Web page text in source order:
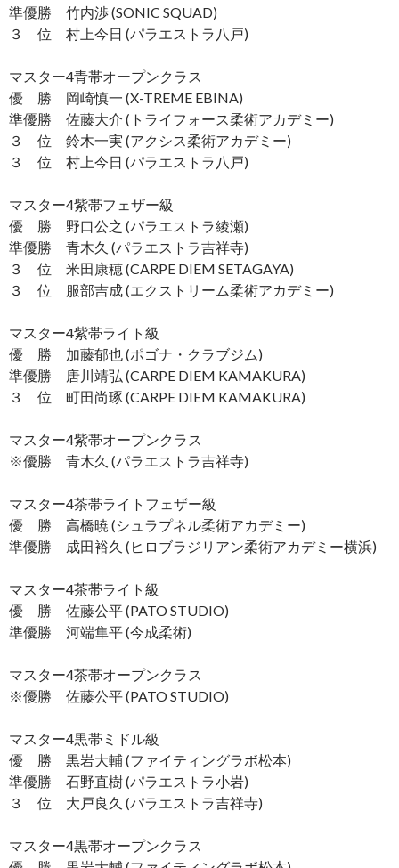
準優勝 竹内渉 (SONIC SQUAD)
３ 位 村上今日 (パラエストラ八戸)
マスター4青帯オープンクラス
優 勝 岡崎慎一 (X-TREME EBINA)
準優勝 佐藤大介 (トライフォース柔術アカデミー)
３ 位 鈴木一実 (アクシス柔術アカデミー)
３ 位 村上今日 (パラエストラ八戸)
マスター4紫帯フェザー級
優 勝 野口公之 (パラエストラ綾瀬)
準優勝 青木久 (パラエストラ吉祥寺)
３ 位 米田康穂 (CARPE DIEM SETAGAYA)
３ 位 服部吉成 (エクストリーム柔術アカデミー)
マスター4紫帯ライト級
優 勝 加藤郁也 (ポゴナ・クラブジム)
準優勝 唐川靖弘 (CARPE DIEM KAMAKURA)
３ 位 町田尚琢 (CARPE DIEM KAMAKURA)
マスター4紫帯オープンクラス
※優勝 青木久 (パラエストラ吉祥寺)
マスター4茶帯ライトフェザー級
優 勝 高橋暁 (シュラプネル柔術アカデミー)
準優勝 成田裕久 (ヒロブラジリアン柔術アカデミー横浜)
マスター4茶帯ライト級
優 勝 佐藤公平 (PATO STUDIO)
準優勝 河端隼平 (今成柔術)
マスター4茶帯オープンクラス
※優勝 佐藤公平 (PATO STUDIO)
マスター4黒帯ミドル級
優 勝 黒岩大輔 (ファイティングラボ松本)
準優勝 石野直樹 (パラエストラ小岩)
３ 位 大戸良久 (パラエストラ吉祥寺)
マスター4黒帯オープンクラス